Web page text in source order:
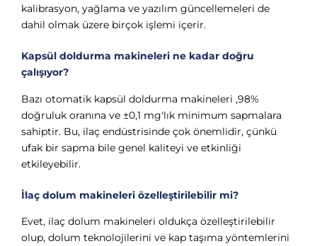
kalibrasyon, yağlama ve yazılım güncellemeleri de
dahil olmak üzere birçok işlemi içerir.
Kapsül doldurma makineleri ne kadar doğru
çalışıyor?
Bazı otomatik kapsül doldurma makineleri ,98%
doğruluk oranına ve ±0,1 mg'lık minimum sapmalara
sahiptir. Bu, ilaç endüstrisinde çok önemlidir, çünkü
ufak bir sapma bile genel kaliteyi ve etkinliği
etkileyebilir.
İlaç dolum makineleri özelleştirilebilir mi?
Evet, ilaç dolum makineleri oldukça özelleştirilebilir
olup, dolum teknolojilerini ve kap taşıma yöntemlerini